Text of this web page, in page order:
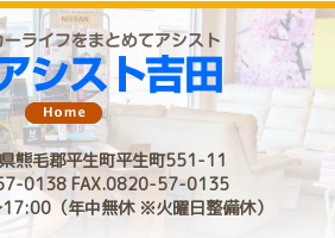
熊毛郡平生町平生町551-11
0138 FAX.0820-57-0135
（年中無休 ※火曜日整備休）